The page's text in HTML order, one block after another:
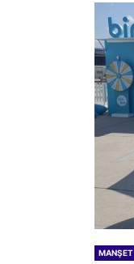
MANŞET